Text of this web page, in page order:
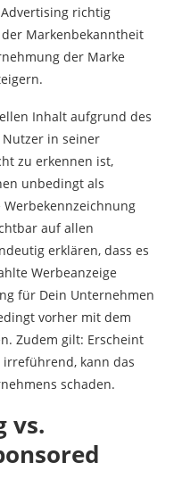
richtig
Markenbekanntheit
der Marke
Inhalt aufgrund des
in seiner
zu erkennen ist,
unbedingt als
auf allen
erklären, dass es
Werbeanzeige
für Dein Unternehmen
vorher mit dem
Zudem gilt: Erscheint
kann das
schaden.
vs.